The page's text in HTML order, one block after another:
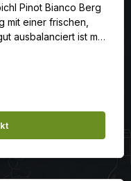
Pinot Bianco Berg
mit einer frischen,
ausbalanciert ist mit
Mineralität und